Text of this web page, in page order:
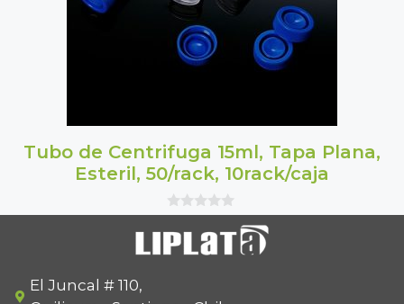
Tubo de Centrifuga 15ml, Tapa Plana,
Esteril, 50/rack, 10rack/caja
0
o
u
t
El Juncal # 110,